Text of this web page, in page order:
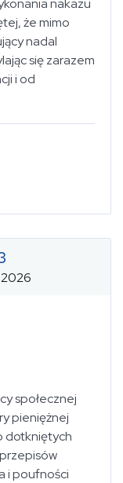
nakazu
że mimo
nadal
się zarazem
i od
społecznej
pieniężnej
dotkniętych
i poufności